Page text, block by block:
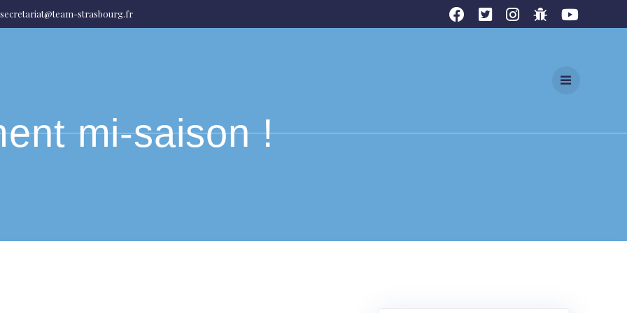
secretariat@team-strasbourg.fr
mi-saison !